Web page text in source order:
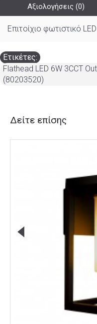
Αξιολογήσεις (0)
Επιτοίχιο φωτιστικό
Ετικέτες:
Flathead LED 6W 3CCT
(80203520)
Δείτε επίσης